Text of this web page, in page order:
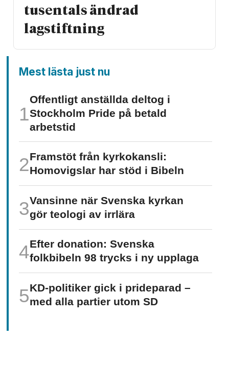
tusentals ändrad
lagstiftning
Mest lästa just nu
Offentligt anställda deltog i
Stockholm Pride på betald
arbetstid
Framstöt från kyrkokansli:
Homo­vigslar har stöd i Bibeln
Vansinne när Svenska kyrkan
gör teologi av irrlära
Efter donation: Svenska
folkbibeln 98 trycks i ny upplaga
KD-politiker gick i prideparad –
med alla partier utom SD